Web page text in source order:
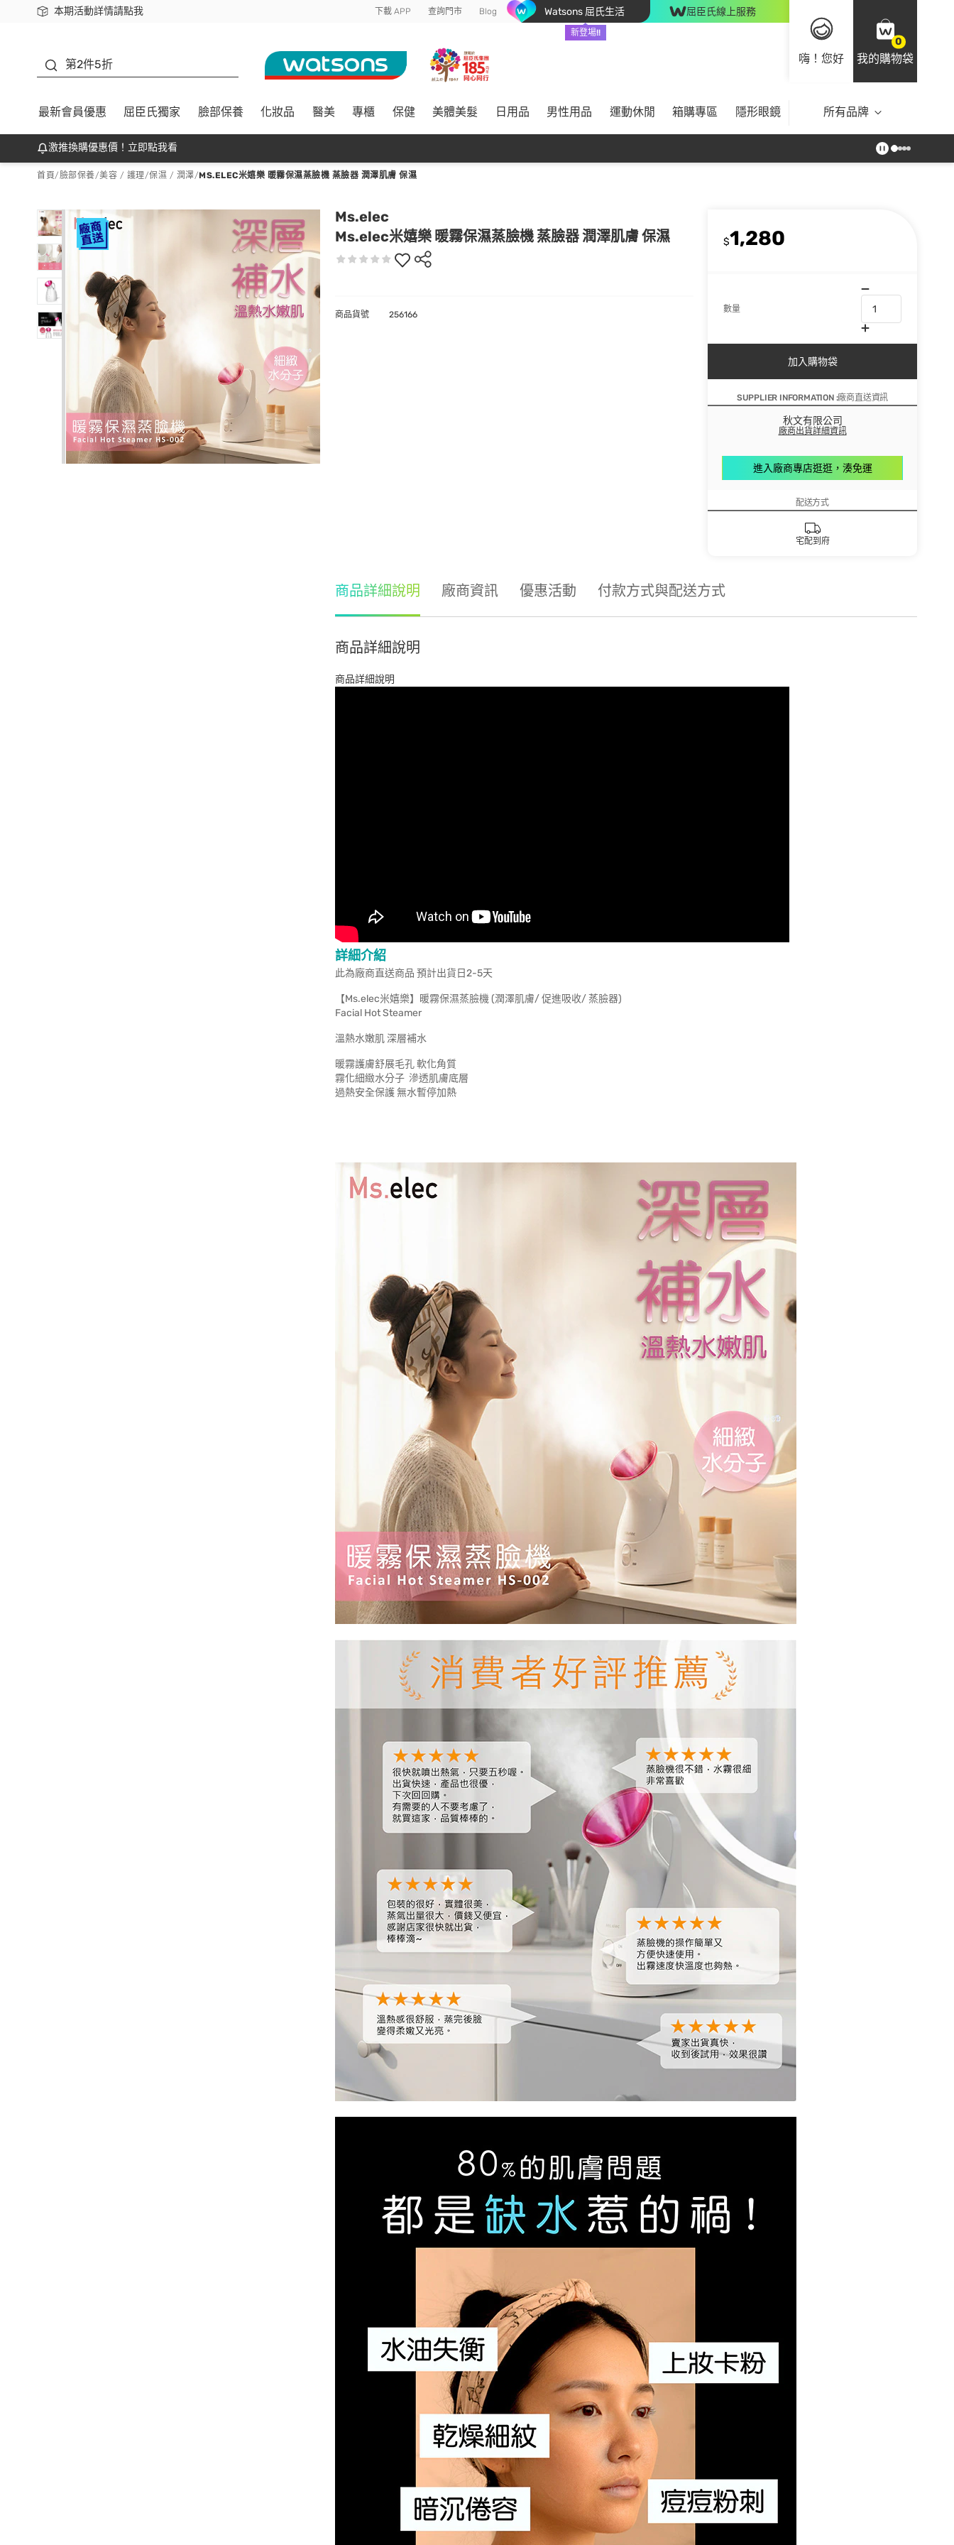
本期活動詳情請點我
下載app最高回饋$350 下載 APP 查詢門市 Blog Watsons 屈氏生活
新登場!!
屈臣氏線上服務
嗨！您好
0
我的購物袋
第2件5折
最新會員優惠 屈臣氏獨家 臉部保養 化妝品 醫美 專櫃 保健 美體美髮 日用品 男性用品 運動休閒 箱購專區 隱形眼鏡 所有品牌
激推換購優惠價！立即點我看
首頁/臉部保養/美容 / 護理/保濕 / 潤澤/MS.ELEC米嬉樂 暖霧保濕蒸臉機 蒸臉器 潤澤肌膚 保濕
Ms.elec
Ms.elec米嬉樂 暖霧保濕蒸臉機 蒸臉器 潤澤肌膚 保濕
$1,280
數量
加入購物袋
SUPPLIER INFORMATION :廠商直送資訊
秋文有限公司
廠商出貨詳細資訊
進入廠商專店逛逛，湊免運
配送方式
宅配到府
商品貨號 256166
商品詳細說明 廠商資訊 優惠活動 付款方式與配送方式
商品詳細說明
商品詳細說明
詳細介紹
此為廠商直送商品 預計出貨日2-5天
【Ms.elec米嬉樂】暖霧保濕蒸臉機 (潤澤肌膚/ 促進吸收/ 蒸臉器)
Facial Hot Steamer
溫熱水嫩肌 深層補水
暖霧護膚舒展毛孔 軟化角質
霧化細緻水分子 滲透肌膚底層
過熱安全保護 無水暫停加熱